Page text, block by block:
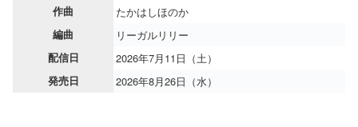
作曲 たかはしほのか
編曲 リーガルリリー
配信日 2026年7月11日（土）
発売日 2026年8月26日（水）